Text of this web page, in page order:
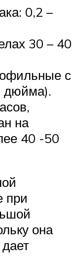
0,2 –
30 – 40
с
дюйма).
на
40 -50
при
она